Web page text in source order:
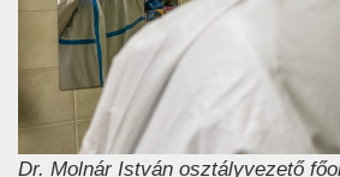
Dr. Molnár István osztályvezető